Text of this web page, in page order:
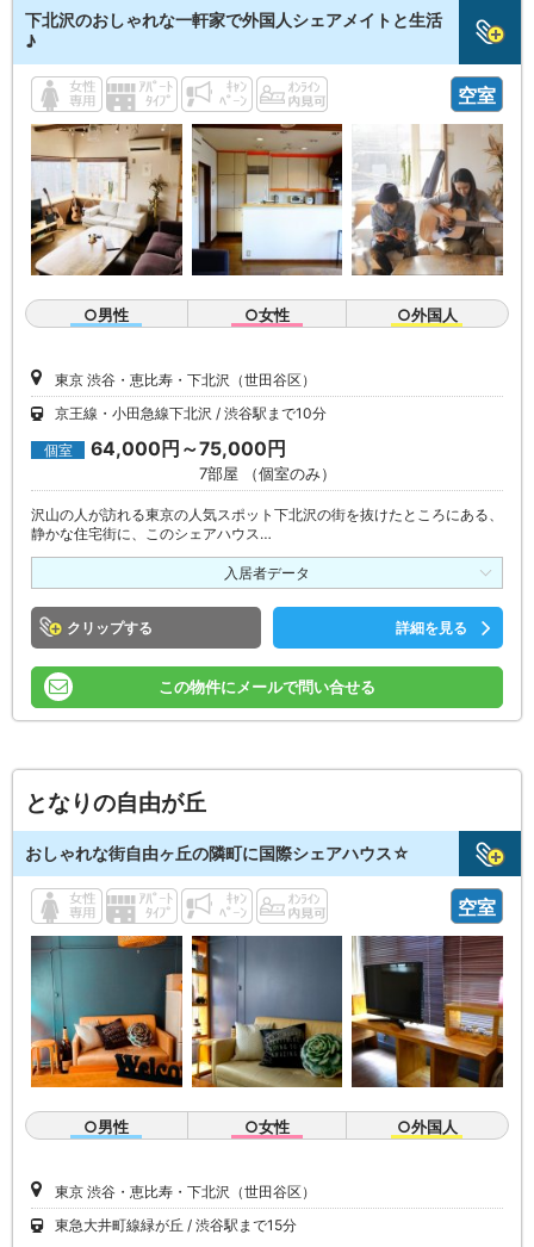
下北沢のおしゃれな一軒家で外国人シェアメイトと生活
♪
空室
○男性 ○女性 ○外国人
東京 渋谷・恵比寿・下北沢（世田谷区）
京王線・小田急線下北沢
渋谷駅まで10分
個室 64,000円～75,000円
7部屋 （個室のみ）
沢山の人が訪れる東京の人気スポット下北沢の街を抜けたところにある、
静かな住宅街に、このシェアハウス…
入居者データ
クリップ 詳細を見る
この物件にメールで問い合せる
となりの自由が丘
おしゃれな街自由ヶ丘の隣町に国際シェアハウス☆
空室
○男性 ○女性 ○外国人
東京 渋谷・恵比寿・下北沢（世田谷区）
東急大井町線緑が丘
渋谷駅まで15分